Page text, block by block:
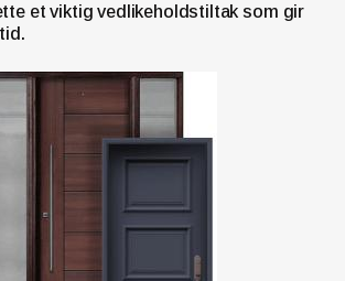
et viktig vedlikeholdstiltak som gir